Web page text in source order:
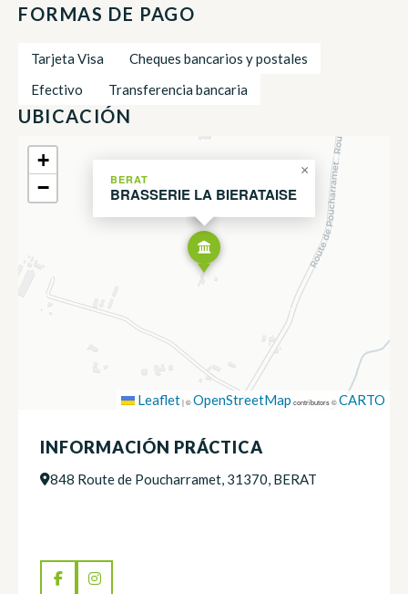
FORMAS DE PAGO
Tarjeta Visa
Cheques bancarios y postales
Efectivo
Transferencia bancaria
UBICACIÓN
BERAT
BRASSERIE LA BIERATAISE
×
+
−
Leaflet|©OpenStreetMap contributors ©CARTO
INFORMACIÓN PRÁCTICA
848 Route de Poucharramet, 31370, BERAT